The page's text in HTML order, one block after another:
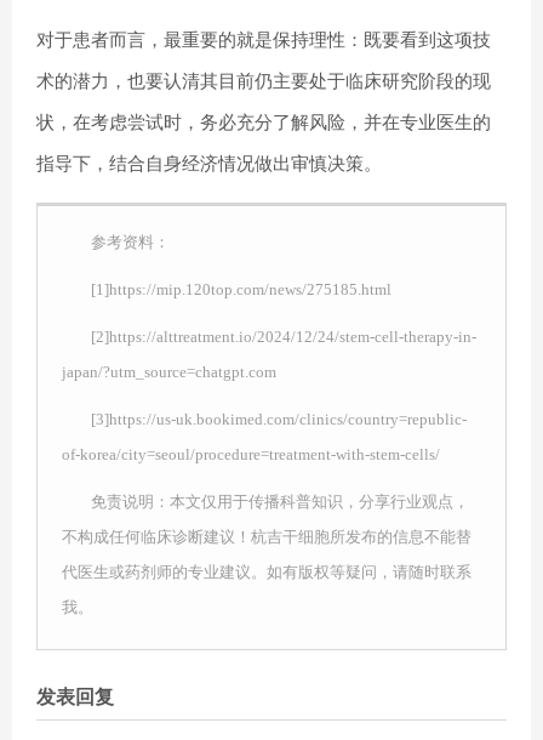
对于患者而言，最重要的就是保持理性：既要看到这项技
术的潜力，也要认清其目前仍主要处于临床研究阶段的现
状，在考虑尝试时，务必充分了解风险，并在专业医生的
指导下，结合自身经济情况做出审慎决策。
参考资料：
[1]https://mip.120top.com/news/275185.html
[2]https://alttreatment.io/2024/12/24/stem-cell-therapy-in-
japan/?utm_source=chatgpt.com
[3]https://us-uk.bookimed.com/clinics/country=republic-
of-korea/city=seoul/procedure=treatment-with-stem-cells/
免责说明：本文仅用于传播科普知识，分享行业观点，
不构成任何临床诊断建议！杭吉干细胞所发布的信息不能替
代医生或药剂师的专业建议。如有版权等疑问，请随时联系
我。
发表回复